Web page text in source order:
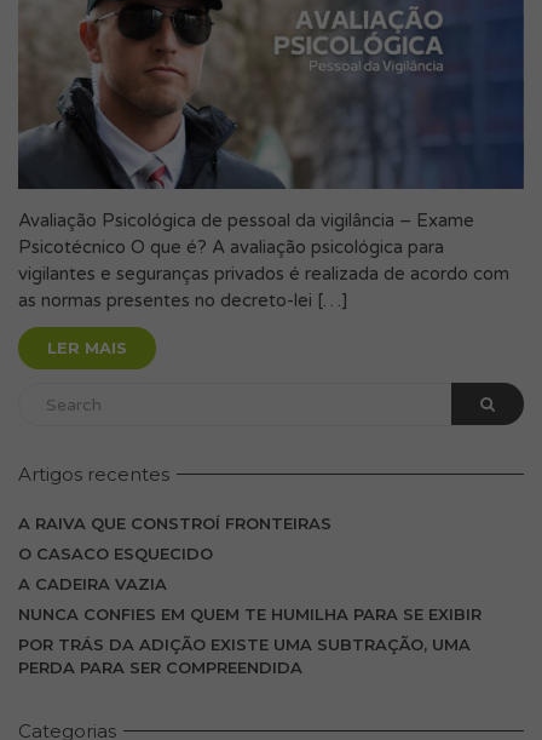
Avaliação Psicológica de pessoal da vigilância – Exame
Psicotécnico O que é? A avaliação psicológica para
vigilantes e seguranças privados é realizada de acordo com
as normas presentes no decreto-lei […]
LER MAIS
Artigos recentes
A RAIVA QUE CONSTROÍ FRONTEIRAS
O CASACO ESQUECIDO
A CADEIRA VAZIA
NUNCA CONFIES EM QUEM TE HUMILHA PARA SE EXIBIR
POR TRÁS DA ADIÇÃO EXISTE UMA SUBTRAÇÃO, UMA
PERDA PARA SER COMPREENDIDA
Categorias